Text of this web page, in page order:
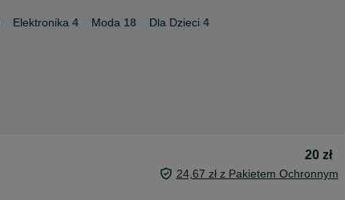
Elektronika 4 Moda 18 Dla Dzieci 4
20 zł
24,67 zł z Pakietem Ochronnym